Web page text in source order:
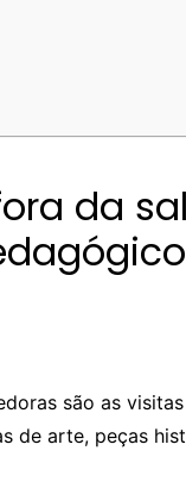
da
são as
arte, peças